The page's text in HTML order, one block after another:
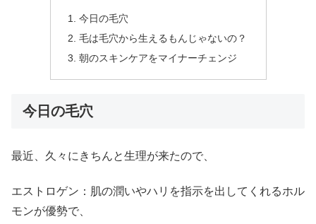
今日の毛穴
毛は毛穴から生えるもんじゃないの？
朝のスキンケアをマイナーチェンジ
今日の毛穴
最近、久々にきちんと生理が来たので、
エストロゲン：肌の潤いやハリを指示を出してくれるホル
モンが優勢で、